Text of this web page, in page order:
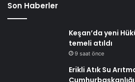
Son Haberler
Keşan’da yeni
temeli atıldı
9 saat önce
Erikli Atık Su